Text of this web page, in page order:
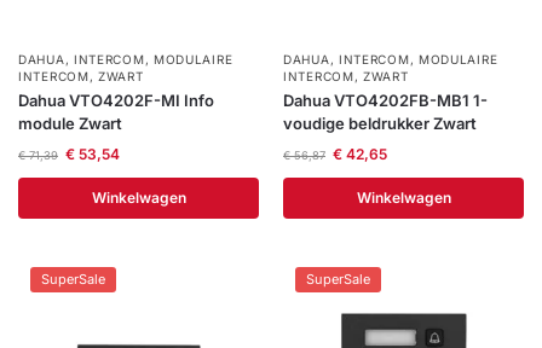
DAHUA , INTERCOM , MODULAIRE
INTERCOM ,ZWART
Dahua VTO4202F-MI Info
module Zwart
€71,39 €53,54
Winkelwagen
DAHUA , INTERCOM , MODULAIRE
INTERCOM ,ZWART
Dahua VTO4202FB-MB1 1-
voudige beldrukker Zwart
€56,87 €42,65
Winkelwagen
SuperSale SuperSale